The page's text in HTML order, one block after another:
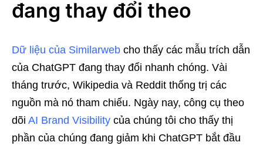
đang thay đổi theo
Dữ liệu của Similarweb cho thấy các mẫu trích dẫn
của ChatGPT đang thay đổi nhanh chóng. Vài
tháng trước, Wikipedia và Reddit thống trị các
nguồn mà nó tham chiếu. Ngày nay, công cụ theo
dõi AI Brand Visibility của chúng tôi cho thấy thị
phần của chúng đang giảm khi ChatGPT bắt đầu